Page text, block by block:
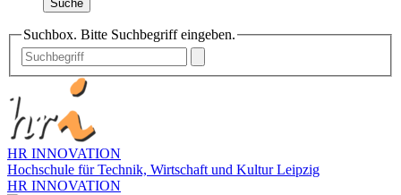
Suche
Suchbox. Bitte Suchbegriff eingeben.
HR INNOVATION
Hochschule für Technik, Wirtschaft und Kultur Leipzig
HR INNOVATION